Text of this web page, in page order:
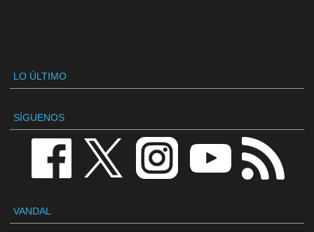
LO ÚLTIMO
SÍGUENOS
VANDAL